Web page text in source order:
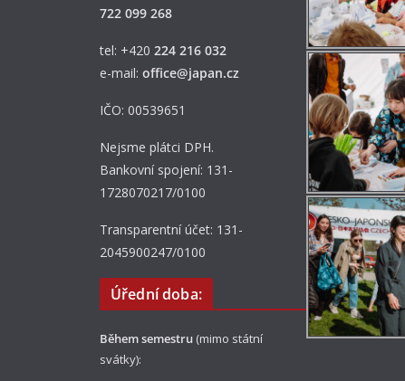
722 099 268
tel: +420 224 216 032
e-mail: office@japan.cz
IČO: 00539651
Nejsme plátci DPH.
Bankovní spojení: 131-
1728070217/0100
Transparentní účet: 131-
2045900247/0100
Úřední doba:
Během semestru (mimo státní
svátky):